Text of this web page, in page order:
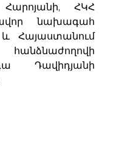
ՀԿՀ
նախագահ
և Հայաստանում
Դավիդյանի